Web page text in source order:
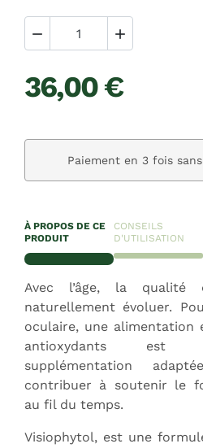
 
36,00 €
Paiement en 3 fois
À PROPOS DE CE
PRODUIT
CONSEILS
D'UTILISATION
Avec l’âge, la
naturellement évoluer.
oculaire, une alimentation
antioxydants est
supplémentation
contribuer à soutenir le
au fil du temps.
Visiophytol, est une